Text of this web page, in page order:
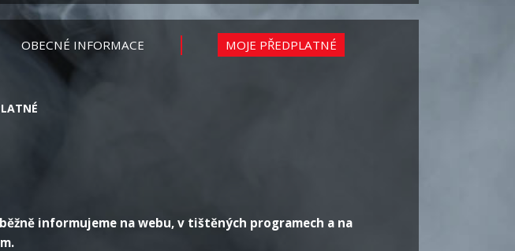
OBECNÉ INFORMACE MOJE PŘEDPLATNÉ
informujeme na webu, v tištěných programech a na